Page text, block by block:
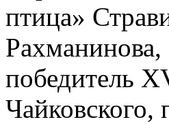
птица»
победитель
Чайковского,